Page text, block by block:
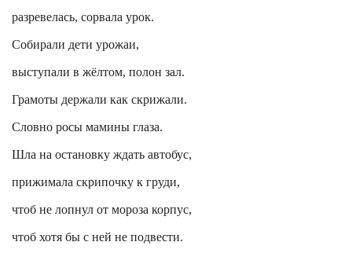
разревелась, сорвала урок.
Собирали дети урожаи,
выступали в жёлтом, полон зал.
Грамоты держали как скрижали.
Словно росы мамины глаза.
Шла на остановку ждать автобус,
прижимала скрипочку к груди,
чтоб не лопнул от мороза корпус,
чтоб хотя бы с ней не подвести.